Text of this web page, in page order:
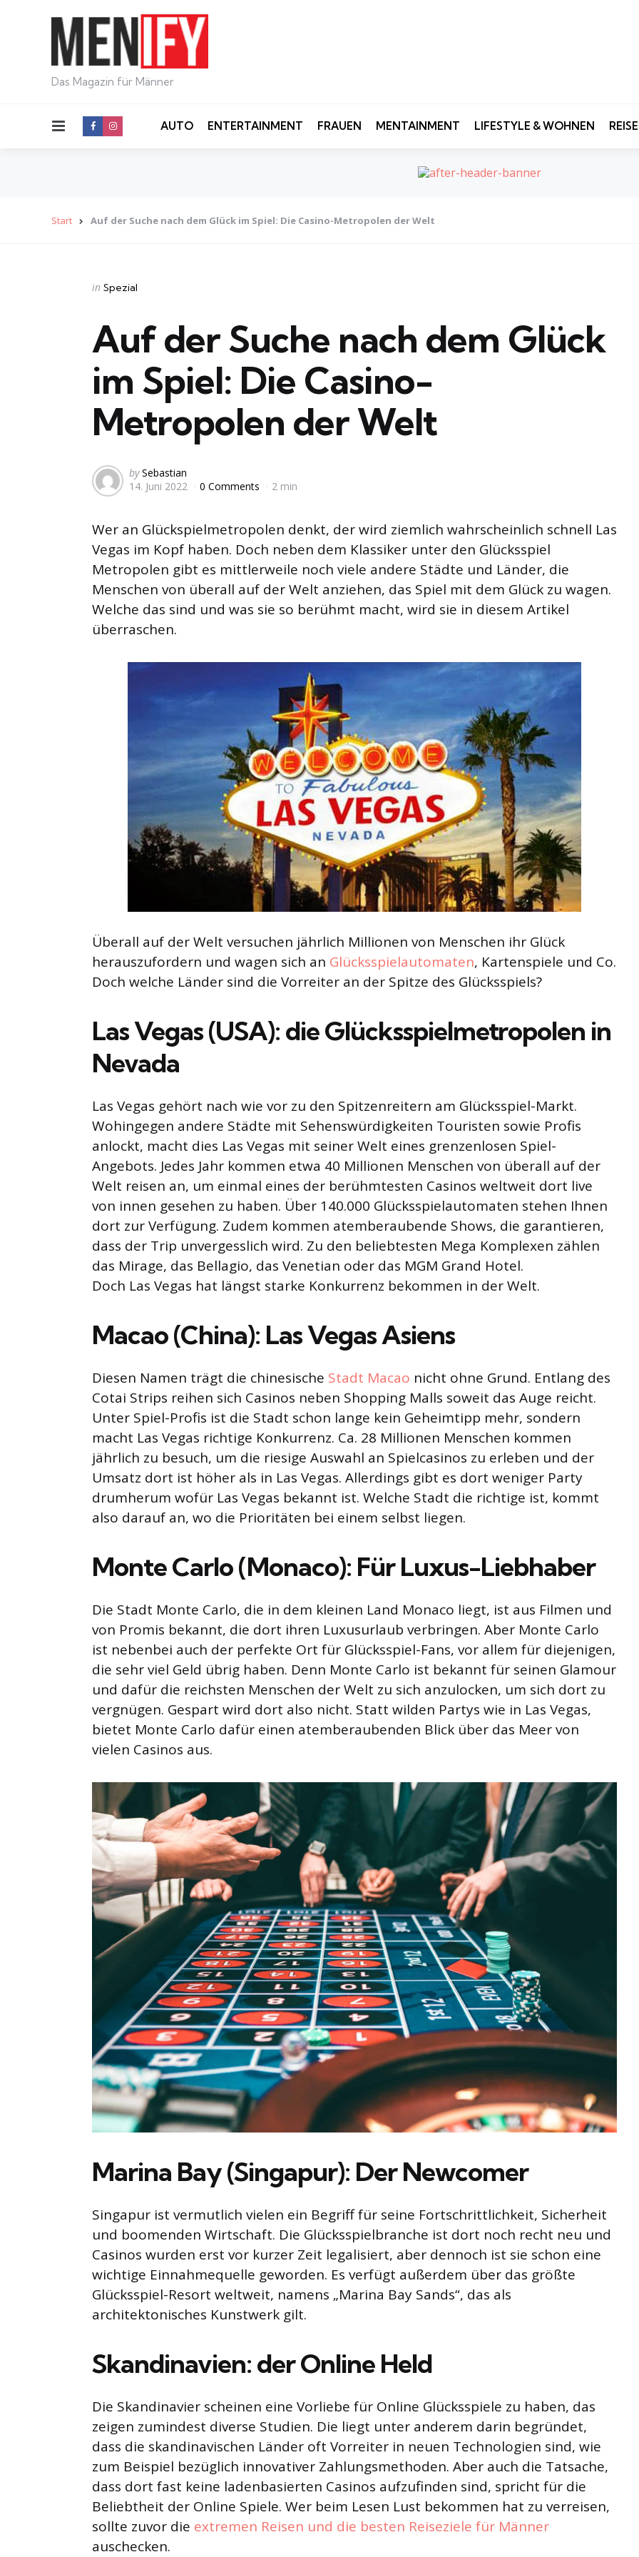
Das Magazin für Männer
Menu AUTO ENTERTAINMENT FRAUEN MENTAINMENT LIFESTYLE & WOHNEN
Start Auf der Suche nach dem Glück im Spiel: Die Casino-Metropolen der Welt
Categories
Posted
in Spezial
Auf der Suche nach dem Glück
im Spiel: Die Casino-
Metropolen der Welt
Posted
by
by Sebastian
14. Juni 2022
0 Comments 2 min
Wer an Glückspielmetropolen denkt, der wird ziemlich wahrscheinlich schnell Las
Vegas im Kopf haben. Doch neben dem Klassiker unter den Glücksspiel
Metropolen gibt es mittlerweile noch viele andere Städte und Länder, die
Menschen von überall auf der Welt anziehen, das Spiel mit dem Glück zu wagen.
Welche das sind und was sie so berühmt macht, wird sie in diesem Artikel
überraschen.
Überall auf der Welt versuchen jährlich Millionen von Menschen ihr Glück
herauszufordern und wagen sich an Glücksspielautomaten, Kartenspiele und Co.
Doch welche Länder sind die Vorreiter an der Spitze des Glücksspiels?
Las Vegas (USA): die Glücksspielmetropolen in
Nevada
Las Vegas gehört nach wie vor zu den Spitzenreitern am Glücksspiel-Markt.
Wohingegen andere Städte mit Sehenswürdigkeiten Touristen sowie Profis
anlockt, macht dies Las Vegas mit seiner Welt eines grenzenlosen Spiel-
Angebots. Jedes Jahr kommen etwa 40 Millionen Menschen von überall auf der
Welt reisen an, um einmal eines der berühmtesten Casinos weltweit dort live
von innen gesehen zu haben. Über 140.000 Glücksspielautomaten stehen Ihnen
dort zur Verfügung. Zudem kommen atemberaubende Shows, die garantieren,
dass der Trip unvergesslich wird. Zu den beliebtesten Mega Komplexen zählen
das Mirage, das Bellagio, das Venetian oder das MGM Grand Hotel.
Doch Las Vegas hat längst starke Konkurrenz bekommen in der Welt.
Macao (China): Las Vegas Asiens
Diesen Namen trägt die chinesische Stadt Macao nicht ohne Grund. Entlang des
Cotai Strips reihen sich Casinos neben Shopping Malls soweit das Auge reicht.
Unter Spiel-Profis ist die Stadt schon lange kein Geheimtipp mehr, sondern
macht Las Vegas richtige Konkurrenz. Ca. 28 Millionen Menschen kommen
jährlich zu besuch, um die riesige Auswahl an Spielcasinos zu erleben und der
Umsatz dort ist höher als in Las Vegas. Allerdings gibt es dort weniger Party
drumherum wofür Las Vegas bekannt ist. Welche Stadt die richtige ist, kommt
also darauf an, wo die Prioritäten bei einem selbst liegen.
Monte Carlo (Monaco): Für Luxus-Liebhaber
Die Stadt Monte Carlo, die in dem kleinen Land Monaco liegt, ist aus Filmen und
von Promis bekannt, die dort ihren Luxusurlaub verbringen. Aber Monte Carlo
ist nebenbei auch der perfekte Ort für Glücksspiel-Fans, vor allem für diejenigen,
die sehr viel Geld übrig haben. Denn Monte Carlo ist bekannt für seinen Glamour
und dafür die reichsten Menschen der Welt zu sich anzulocken, um sich dort zu
vergnügen. Gespart wird dort also nicht. Statt wilden Partys wie in Las Vegas,
bietet Monte Carlo dafür einen atemberaubenden Blick über das Meer von
vielen Casinos aus.
Marina Bay (Singapur): Der Newcomer
Singapur ist vermutlich vielen ein Begriff für seine Fortschrittlichkeit, Sicherheit
und boomenden Wirtschaft. Die Glücksspielbranche ist dort noch recht neu und
Casinos wurden erst vor kurzer Zeit legalisiert, aber dennoch ist sie schon eine
wichtige Einnahmequelle geworden. Es verfügt außerdem über das größte
Glücksspiel-Resort weltweit, namens „Marina Bay Sands“, das als
architektonisches Kunstwerk gilt.
Skandinavien: der Online Held
Die Skandinavier scheinen eine Vorliebe für Online Glücksspiele zu haben, das
zeigen zumindest diverse Studien. Die liegt unter anderem darin begründet,
dass die skandinavischen Länder oft Vorreiter in neuen Technologien sind, wie
zum Beispiel bezüglich innovativer Zahlungsmethoden. Aber auch die Tatsache,
dass dort fast keine ladenbasierten Casinos aufzufinden sind, spricht für die
Beliebtheit der Online Spiele. Wer beim Lesen Lust bekommen hat zu verreisen,
sollte zuvor die extremen Reisen und die besten Reiseziele für Männer
auschecken.